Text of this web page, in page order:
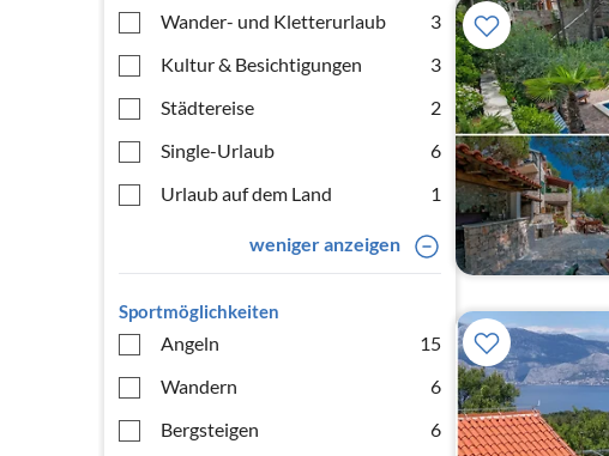
Wander- und Kletterurlaub
3
Kultur & Besichtigungen
3
Städtereise
2
Single-Urlaub
6
Urlaub auf dem Land
1
weniger anzeigen
Sportmöglichkeiten
Angeln
15
Wandern
6
Bergsteigen
6